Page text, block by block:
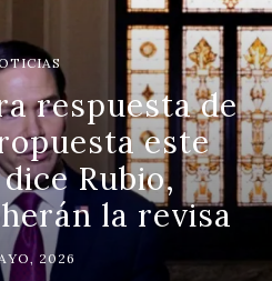
respuesta de
este
Rubio,
la revisa
2026